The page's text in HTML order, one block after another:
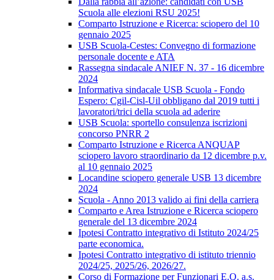
Scuola alle elezioni RSU 2025!
Comparto Istruzione e Ricerca: sciopero del 10
gennaio 2025
USB Scuola-Cestes: Convegno di formazione
personale docente e ATA
Rassegna sindacale ANIEF N. 37 - 16 dicembre
2024
Informativa sindacale USB Scuola - Fondo
Espero: Cgil-Cisl-Uil obbligano dal 2019 tutti i
lavoratori/trici della scuola ad aderire
USB Scuola: sportello consulenza iscrizioni
concorso PNRR 2
Comparto Istruzione e Ricerca ANQUAP
sciopero lavoro straordinario da 12 dicembre p.v.
al 10 gennaio 2025
Locandine sciopero generale USB 13 dicembre
2024
Scuola - Anno 2013 valido ai fini della carriera
Comparto e Area Istruzione e Ricerca sciopero
generale del 13 dicembre 2024
Ipotesi Contratto integrativo di Istituto 2024/25
parte economica.
Ipotesi Contratto integrativo di istituto triennio
2024/25, 2025/26, 2026/27.
Corso di Formazione per Funzionari E.Q. a.s.